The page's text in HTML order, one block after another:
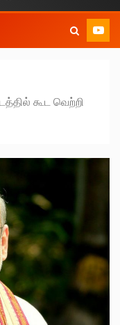
கூட வெற்றி